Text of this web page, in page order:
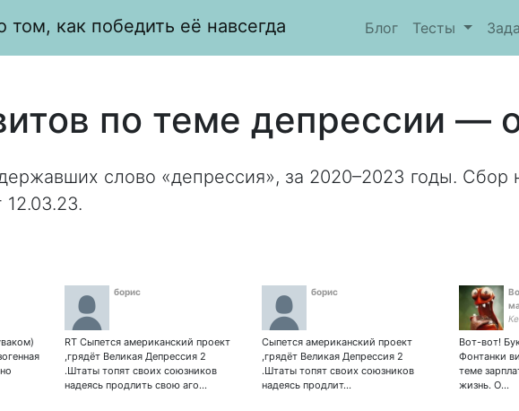
том, как победить её навсегда Блог Тесты
по теме депрессии —
слово «депрессия», за 2020–2023 годы. Сбор
12.03.23.
борис
RT Сыпется американский проект
,грядёт Великая Депрессия 2
.Штаты топят своих союзников
надеясь продлить свою аго…
борис
Сыпется американский проект
,грядёт Великая Депрессия 2
.Штаты топят своих союзников
надеясь продлит…
Вот-вот!
Фонтанки
теме
жизнь. О…